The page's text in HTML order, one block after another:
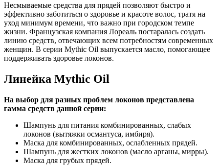
Несмываемые средства для прядей позволяют быстро и
эффективно заботиться о здоровье и красоте волос, тратя на
уход минимум времени, что важно при городском темпе
жизни. Французская компания Лореаль постаралась создать
линию средств, отвечающих всем потребностям современных
женщин. В серии Mythic Oil выпускается масло, помогающее
поддерживать здоровье локонов.
Линейка Mythic Oil
На выбор для разных проблем локонов представлена
гамма средств данной серии:
Шампунь для питания комбинированных, слабых
локонов (вытяжки османтуса, имбиря).
Маска для комбинированных, ослабленных прядей.
Шампунь для жестких локонов (масло арганы, мирры).
Маска для грубых прядей.